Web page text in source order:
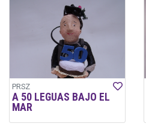
PRSZ
A 50 LEGUAS BAJO EL
MAR